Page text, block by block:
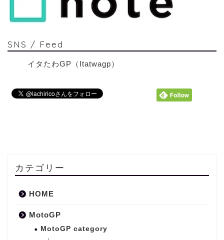
SNS / Feed
イタたわGP（Itatwagp）
カテゴリー
HOME
MotoGP
MotoGP category